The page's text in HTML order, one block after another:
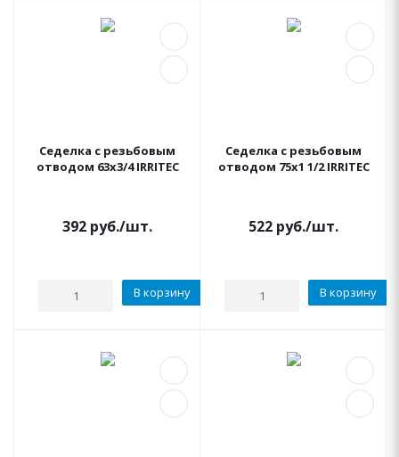
Седелка с резьбовым
отводом 63x3/4 IRRITEC
392 руб./шт.
В корзину
Седелка с резьбовым
отводом 75x1 1/2 IRRITEC
522 руб./шт.
В корзину